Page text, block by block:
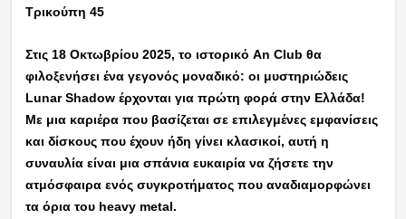
Τρικούπη 45
Στις 18 Οκτωβρίου 2025, το ιστορικό An Club θα
φιλοξενήσει ένα γεγονός μοναδικό: οι μυστηριώδεις
Lunar Shadow έρχονται για πρώτη φορά στην Ελλάδα!
Με μια καριέρα που βασίζεται σε επιλεγμένες εμφανίσεις
και δίσκους που έχουν ήδη γίνει κλασικοί, αυτή η
συναυλία είναι μια σπάνια ευκαιρία να ζήσετε την
ατμόσφαιρα ενός συγκροτήματος που αναδιαμορφώνει
τα όρια του heavy metal.